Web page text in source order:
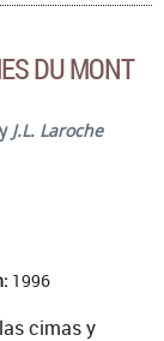
DU MONT
J.L. Laroche
1996
cimas y